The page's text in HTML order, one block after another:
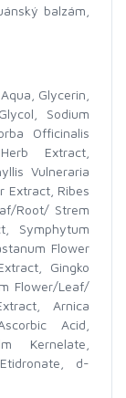
balzám,
Glycerin,
Sodium
Officinalis
Extract,
Vulneraria
Extract, Ribes
Root/ Strem
Symphytum
Flower
Gingko
Flower/Leaf/
Arnica
Acid,
Kernelate,
d-